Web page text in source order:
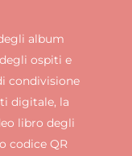
album
ospiti e
condivisione
digitale, la
libro degli
codice QR